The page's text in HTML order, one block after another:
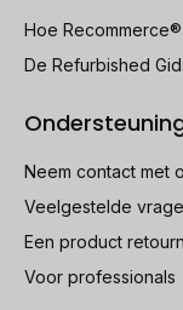
Hoe
De Refurbished
Neem contact met
Veelgestelde
Een product
Voor professionals